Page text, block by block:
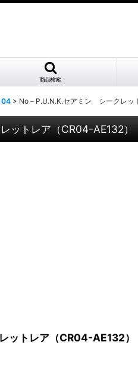
商品検索
04 > No－P.U.N.K.セアミン シークレッ
ットレア（CR04-AE132）
トレア（CR04-AE132）